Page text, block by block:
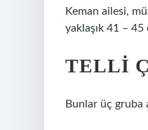
Keman ailesi,
yaklaşık 41 – 45
TELLI
Bunlar üç gruba